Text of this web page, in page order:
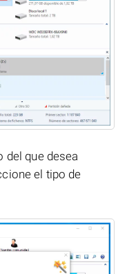
del que desea
el tipo de